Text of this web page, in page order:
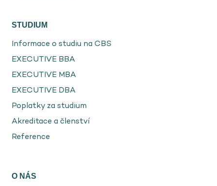
STUDIUM
Informace o studiu na CBS
EXECUTIVE BBA
EXECUTIVE MBA
EXECUTIVE DBA
Poplatky za studium
Akreditace a členství
Reference
O NÁS